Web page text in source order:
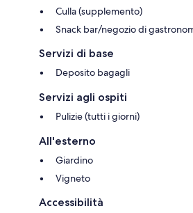
Culla (supplemento)
Snack bar/negozio di
Servizi di base
Deposito bagagli
Servizi agli ospiti
Pulizie (tutti i giorni)
All'esterno
Giardino
Vigneto
Accessibilità